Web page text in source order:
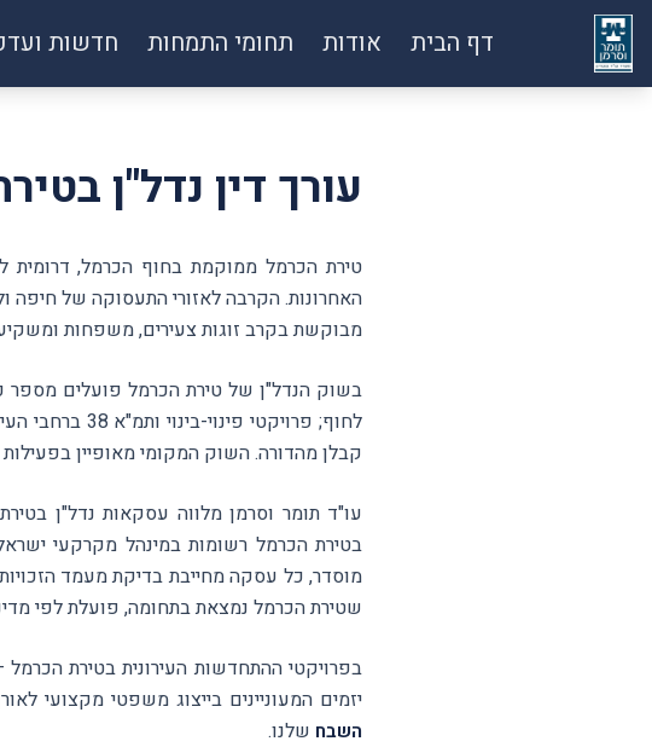
דף הבית אודות תחומי התמחות חדשות
עורך דין נדל"ן
טירת הכרמל ממוקמת בחוף הכרמל, דרומית
האחרונות. הקרבה לאזורי התעסוקה של חיפה
מבוקשת בקרב זוגות צעירים, משפחות
בשוק הנדל"ן של טירת הכרמל פועלים מספר
לחוף;
קבלן מהדורה. השוק המקומי מאופיין
עו"ד תומר וסרמן מלווה עסקאות נדל"ן
בטירת הכרמל רשומות במינהל מקרקעי
מוסדר, כל עסקה מחייבת בדיקת מעמד
שטירת הכרמל נמצאת בתחומה, פועלת לפי
יזמים המעוניינים בייצוג משפטי מקצועי
השבח שלנו.